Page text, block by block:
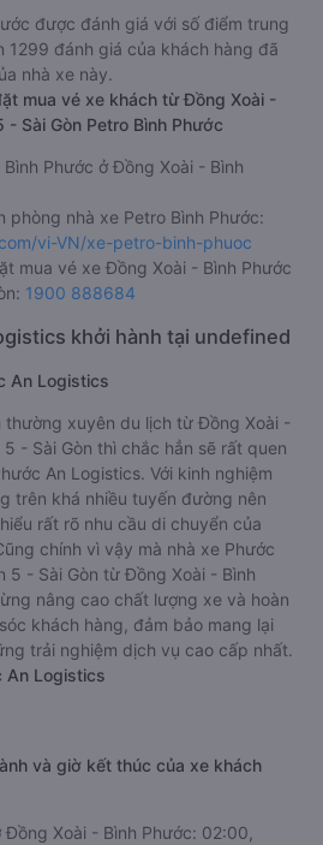
được đánh giá với số điểm trung
1299 đánh giá của khách hàng đã
nhà xe này.
mua vé xe khách từ Đồng Xoài -
- Sài Gòn Petro Bình Phước
Phước ở Đồng Xoài - Bình
phòng nhà xe Petro Bình Phước:
vi-VN/xe-petro-binh-phuoc
mua vé xe Đồng Xoài - Bình Phước
1900 888684
khởi hành tại undefined
An Logistics
thường xuyên du lịch từ Đồng Xoài -
- Sài Gòn thì chắc hẳn sẽ rất quen
An Logistics. Với kinh nghiệm
trên khá nhiều tuyến đường nên
rất rõ nhu cầu di chuyển của
chính vì vậy mà nhà xe Phước
5 - Sài Gòn từ Đồng Xoài - Bình
nâng cao chất lượng xe và hoàn
khách hàng, đảm bảo mang lại
trải nghiệm dịch vụ cao cấp nhất.
An Logistics
và giờ kết thúc của xe khách
Xoài - Bình Phước: 02:00,